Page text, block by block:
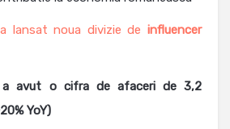
a lansat noua divizie de influencer
a avut o cifra de afaceri de 3,2
YoY)